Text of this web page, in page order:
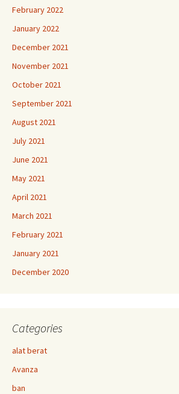
February 2022
January 2022
December 2021
November 2021
October 2021
September 2021
August 2021
July 2021
June 2021
May 2021
April 2021
March 2021
February 2021
January 2021
December 2020
Categories
alat berat
Avanza
ban